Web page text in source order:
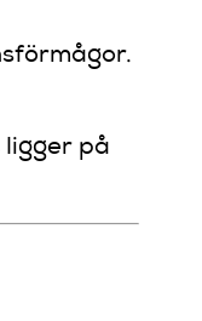
ligger på